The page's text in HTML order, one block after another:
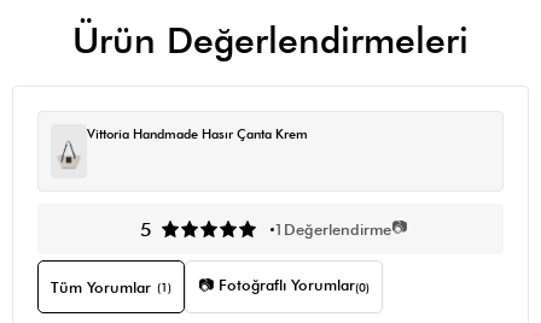
Ürün Değerlendirmeleri
Vittoria Handmade Hasır Çanta Krem
5 1 Değerlendirme📷
Tüm Yorumlar (1) 📷 Fotoğraflı Yorumlar(0)